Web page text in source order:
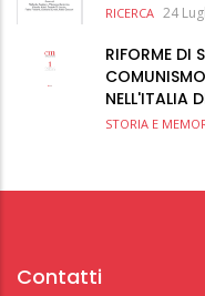
RICERCA 24
RIFORME DI
NELL'ITALIA
STORIA E
Contatti